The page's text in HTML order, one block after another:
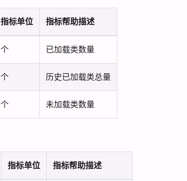
指标单位 指标帮助描述
个 已加载类数量
个 历史已加载类总量
个 未加载类数量
指标单位 指标帮助描述